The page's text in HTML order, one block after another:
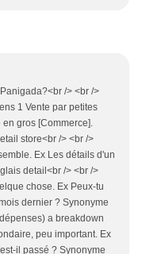
/> <br />
1 Vente par petites
gros [Commerce].
store<br /> <br />
Ex Les détails d'un
detail<br /> <br />
chose. Ex Peux-tu
dernier ? Synonyme
a breakdown
peu important. Ex
il passé ? Synonyme